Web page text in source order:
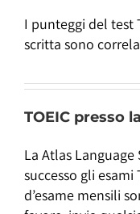
I punteggi del test
scritta sono
TOEIC presso
La Atlas
successo gli esami
d’esame mensili